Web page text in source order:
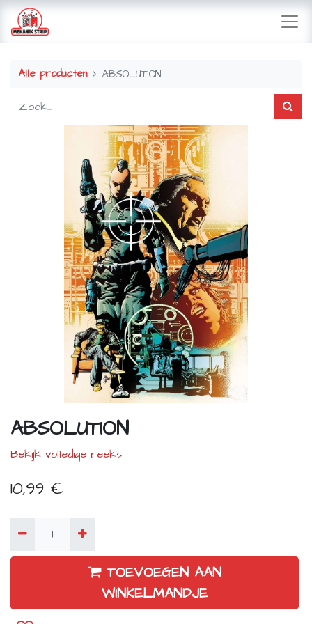
Alle producten ABSOLUTION
ABSOLUTION
Bekijk volledige reeks
10,99 €
TOEVOEGEN AAN
WINKELMANDJE